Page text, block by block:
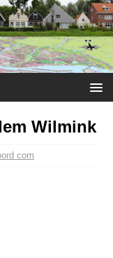
Wilmink
com